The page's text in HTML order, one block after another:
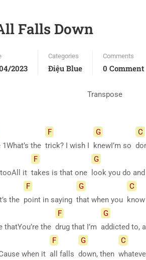
Falls Down
2023
Categories
Điệu Blue
Comments
0 Comment
Transpose
the
F
trick? I wish I
G
knewI’m so
C
tooAll it
F
takes is that one
G
look you do and
the
F
point in saying
G
that when you
C
thatYou’re the
F
drug that I’m
G
addicted to,
when it
F
all falls
G
down, then
C